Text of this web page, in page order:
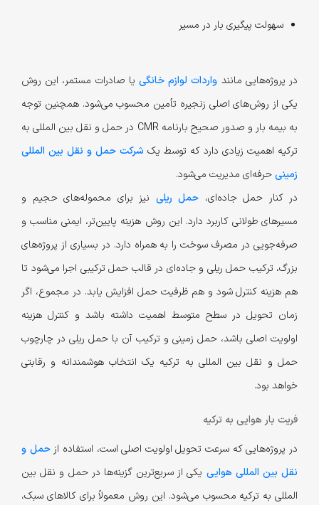
سهولت پیگیری بار در مسیر
در پروژه‌هایی مانند واردات لوازم خانگی یا صادرات مستمر، این روش
یکی از روش‌های اصلی زنجیره تأمین محسوب می‌شود. همچنین توجه
به بیمه بار و صدور صحیح بارنامه CMR در حمل و نقل بین المللی به
ترکیه اهمیت زیادی دارد که توسط یک شرکت حمل و نقل بین المللی
زمینیحرفه‌ای مدیریت می‌شود.
در کنار حمل جاده‌ای، حمل ریلی نیز برای محموله‌های حجیم و
مسیرهای طولانی کاربرد دارد. این روش هزینه پایین‌تر، ایمنی مناسب و
صرفه‌جویی در مصرف سوخت را به همراه دارد. در بسیاری از پروژه‌های
بزرگ، ترکیب حمل ریلی و جاده‌ای در قالب حمل ترکیبی اجرا می‌شود تا
هم هزینه کنترل شود و هم ظرفیت حمل افزایش یابد. در مجموع، اگر
زمان تحویل در سطح متوسط اهمیت داشته باشد و کنترل هزینه
اولویت اصلی باشد، حمل زمینی و ترکیب آن با حمل ریلی در چارچوب
حمل و نقل بین المللی به ترکیه یک انتخاب هوشمندانه و رقابتی
خواهد بود.
فریت بار هوایی به ترکیه
در پروژه‌هایی که سرعت تحویل اولویت اصلی است، استفاده ازحمل و
نقل بین المللی هوایی یکی از سریع‌ترین گزینه‌ها در حمل و نقل بین
المللی به ترکیه محسوب می‌شود. این روش معمولاً برای کالاهای سبک،